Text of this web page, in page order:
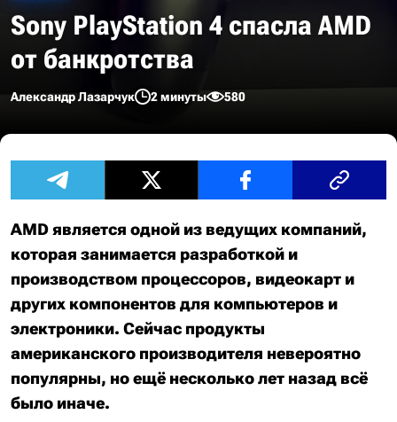
Sony PlayStation 4 спасла AMD
от банкротства
Александр Лазарчук 2 минуты 580
AMD является одной из ведущих компаний,
которая занимается разработкой и
производством процессоров, видеокарт и
других компонентов для компьютеров и
электроники. Сейчас продукты
американского производителя невероятно
популярны, но ещё несколько лет назад всё
было иначе.